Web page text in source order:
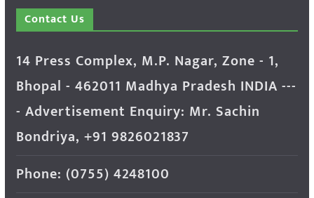
Contact Us
14 Press Complex, M.P. Nagar, Zone - 1,
Bhopal - 462011 Madhya Pradesh INDIA ---
- Advertisement Enquiry: Mr. Sachin
Bondriya, +91 9826021837
Phone: (0755) 4248100